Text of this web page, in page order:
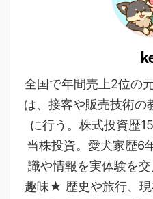
全国で年間売上2位の
は、接客や販売技術の
に行う。株式投資歴
当株投資。愛犬家歴6
識や情報を実体験を
趣味★ 歴史や旅行、